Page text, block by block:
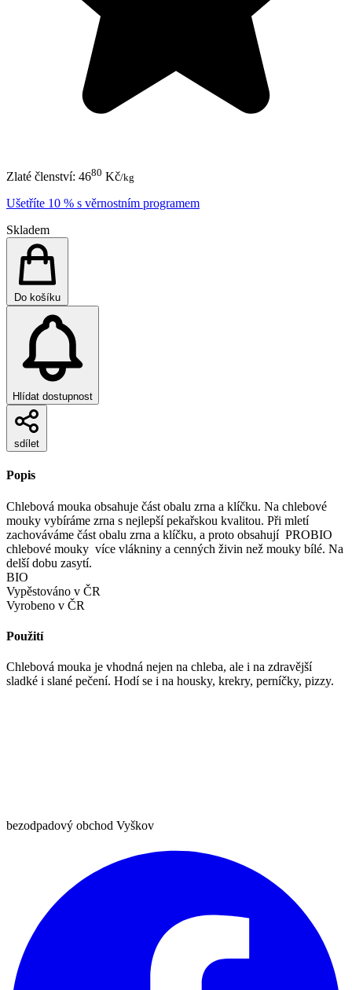
Zlaté členství: 4680 Kč/kg
Ušetříte 10 % s věrnostním programem
Skladem
Do košíku
Hlídat dostupnost
sdílet
Popis
Chlebová mouka obsahuje část obalu zrna a klíčku. Na chlebové
mouky vybíráme zrna s nejlepší pekařskou kvalitou. Při mletí
zachováváme část obalu zrna a klíčku, a proto obsahují PROBIO
chlebové mouky více vlákniny a cenných živin než mouky bílé. Na
delší dobu zasytí.
BIO
Vypěstováno v ČR
Vyrobeno v ČR
Použití
Chlebová mouka je vhodná nejen na chleba, ale i na zdravější
sladké i slané pečení. Hodí se i na housky, krekry, perníčky, pizzy.
bezodpadový obchod Vyškov